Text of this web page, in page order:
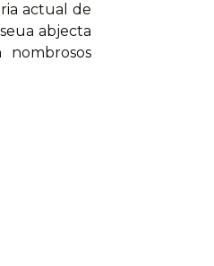
actual de
abjecta